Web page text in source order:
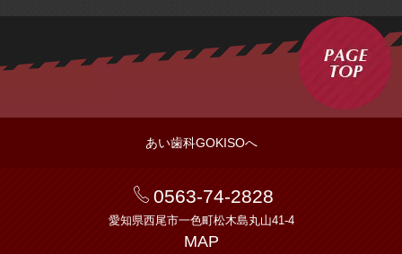
あい歯科GOKISOへ
0563-74-2828
愛知県西尾市一色町松木島丸山41-4
MAP